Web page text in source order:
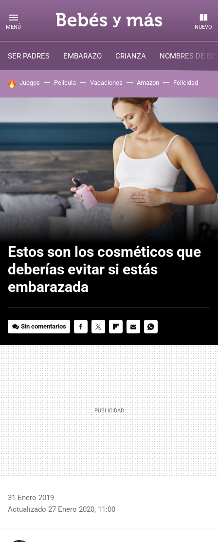
MENÚ NUEVO
SER PADRES EMBARAZO CRIANZA NOMBRES DE
HOY SE HABLA DE
Juegos Película Vacaciones Amazon Felicidad
Estos son los cosméticos que
deberías evitar si estás
embarazada
Sin comentarios
MAIL
31 Enero 2019
Actualizado 27 Enero 2020, 11:00